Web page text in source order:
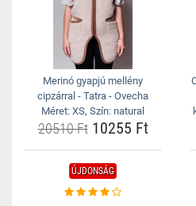
Merinó gyapjú mellény
cipzárral - Tatra - Ovecha
Méret: XS, Szín: natural
20510 Ft10255 Ft
ÚJDONSÁG